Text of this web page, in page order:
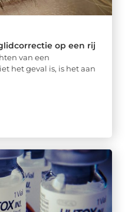
op een rij
van een
het geval is, is het aan